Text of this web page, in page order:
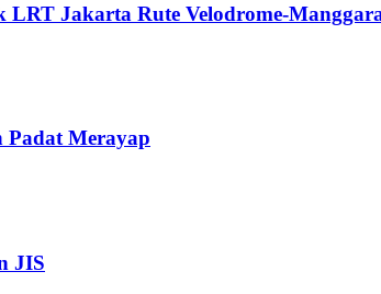
LRT Jakarta Rute Velodrome-
Padat Merayap
JIS